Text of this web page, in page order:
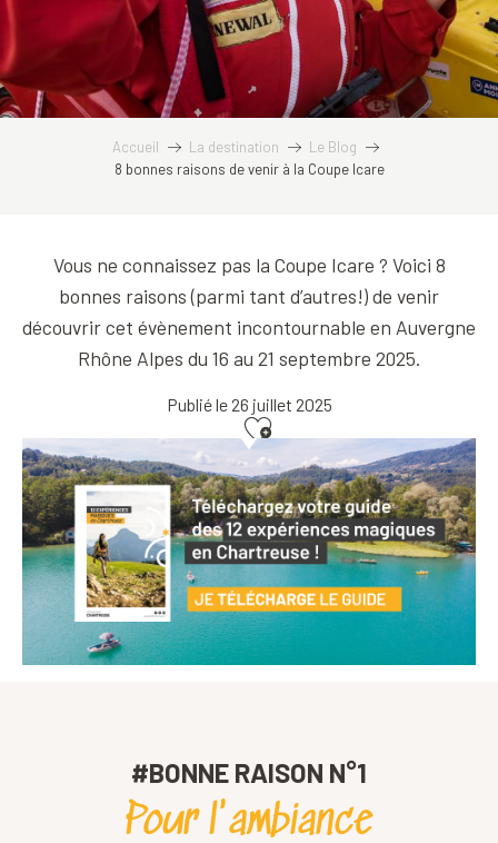
Accueil La destination
Le Blog
8 bonnes raisons de venir à la Coupe Icare
Vous ne connaissez pas la Coupe Icare ? Voici 8
bonnes raisons (parmi tant d’autres!) de venir
découvrir cet évènement incontournable en Auvergne
Rhône Alpes du 16 au 21 septembre 2025.
Publié le 26 juillet 2025
Ajouter aux favoris
#BONNE RAISON N°1
Pour l'ambiance